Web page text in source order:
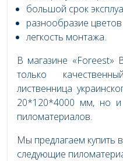
большой срок
разнообразие цветов
легкость монтажа.
В магазине «Foreest»
только
лиственница
20*120*4000 мм, но и
пиломатериалов.
Мы предлагаем купить
следующие